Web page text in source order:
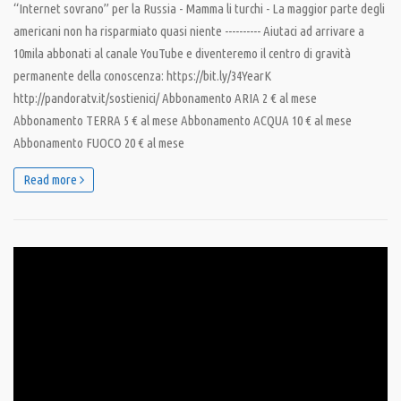
“Internet sovrano” per la Russia - Mamma li turchi - La maggior parte degli
americani non ha risparmiato quasi niente ---------- Aiutaci ad arrivare a
10mila abbonati al canale YouTube e diventeremo il centro di gravità
permanente della conoscenza: https://bit.ly/34YearK
http://pandoratv.it/sostienici/ Abbonamento ARIA 2 € al mese
Abbonamento TERRA 5 € al mese Abbonamento ACQUA 10 € al mese
Abbonamento FUOCO 20 € al mese
Read more